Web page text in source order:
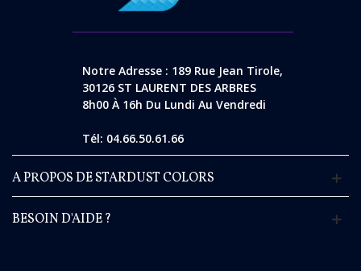
Notre Adresse : 189 Rue Jean Tirole,
30126 ST LAURENT DES ARBRES
8h00 À 16h Du Lundi Au Vendredi
Tél: 04.66.50.61.66
A PROPOS DE STARDUST COLORS
BESOIN D'AIDE ?